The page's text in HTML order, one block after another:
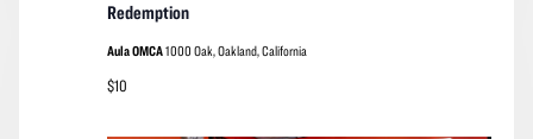
Redemption
Aula OMCA1000 Oak, Oakland, California
$10